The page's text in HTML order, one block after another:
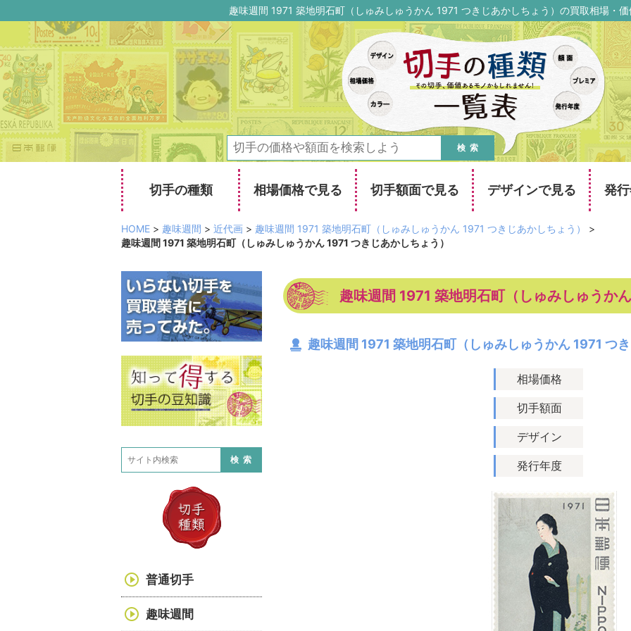
趣味週間 1971 築地明石町（しゅみしゅうかん 1971 つきじあかしちょう）の買取相場・
検索
切手の種類 相場価格で見る 切手額面で見る デザインで見る 発
HOME > 趣味週間 > 近代画 > 趣味週間 1971 築地明石町（しゅみしゅうかん 1971 つきじあかしちょう）
>
趣味週間 1971 築地明石町（しゅみしゅうかん 1971 つきじあかしちょう）
趣味週間 1971 築地明石町（しゅみしゅうか
趣味週間 1971 築地明石町（しゅみしゅうかん 1971 つき
相場価格
切手額面
デザイン
発行年度
検索
普通切手
趣味週間